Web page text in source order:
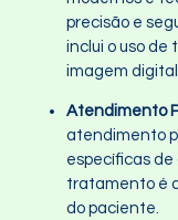
precisão e
inclui o uso de
imagem digital.
Atendimento
atendimento
específicas
tratamento é
do paciente.